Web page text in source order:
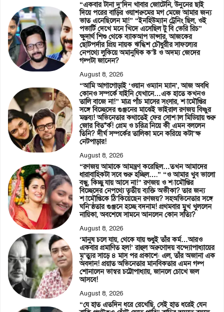
“একবার টানা দু’দিন খাবার জোটেনি, উনুনের ছাই
দিয়ে পরের বাড়ির ওয়াশরুমের মগ মেজে আমার জন্য
ভাত এনেছিলেন মা!” “ইনহিউম্যান ট্রেনিং ছিল, ওই
পভার্টি দেখে মনে খিদে এসেছিল টু বি ভেরি রিচ”
ক্ষুদার্থ শিশু থেকে ব্যাকআপ ডান্সার, আজকের
ছোটপর্দার প্রিয় নায়ক ঋদ্ধিশ চৌধুরীর সাফল্যের
নেপথ্যে লুকিয়ে অমানুষিক ক’ষ্ট ও অদম্য জেদের
গল্পটা জানেন?
August 8, 2026
“আমি আগাগোড়াই ‘ওয়ান ওম্যান ম্যান’, আজ অবধি
কোনও সম্পর্কে যাইনি যেখানে…এক হাতে কখনও
তালি বাজে না!” মাত্র পাঁচ মাসের সংসার, শ্যামৌপ্তির
সঙ্গে বিচ্ছেদের গুঞ্জনের মাঝেই ভাইরাল রণজয় বিষ্ণুর
মন্তব্য! অভিনেতার কথাতেই ফের সোশ্যাল মিডিয়ায় শুরু
জোর বিত*র্ক! প্রেম ও চরিত্র নিয়ে কী এমন বললেন
তিনি? দীর্ঘ সম্পর্কের তালিকা মনে করিয়ে কটা’ক্ষ
নেটপাড়ার!
August 8, 2026
“রণজয় আমাকে আমন্ত্রণ করেছিল…তখন আমাদের
ধারাবাহিকটা সবে শুরু হচ্ছিল….” “ও আমার খুব ভালো
বন্ধু, কিচ্ছু যায় আসে না!” রণজয় ও শ্যামৌপ্তির
বিচ্ছেদের নেপথ্যে তৃতীয় ব্যক্তি অভীকা? তার জন্য
শ্যামৌপ্তিকে ঠি’কিয়েছেন রণজয়? সহঅভিনেতার সঙ্গে
ঘনি’ষ্ঠতার গুঞ্জনে হচ্ছে বদনাম! প্রথমবার মুখ খুললেন
নায়িকা, অবশেষে সামনে আনলেন কোন সত্যি?
August 8, 2026
‘মানুষ চলে যায়, থেকে যায় শুধুই তাঁর কর্ম…আরও
একবার প্রমাণিত হল!’ রাহুল অরুণোদয় বন্দ্যোপাধ্যায়ের
মৃ’ত্যুর সাড়ে ৪ মাস পর প্রকাশ্যে এল, তাঁর অজানা এক
অবদান! প্রয়াত অভিনেতার মানবিকতার এমন গল্প
শোনালেন ভাস্বর চট্টোপাধ্যায়, জানলে চোখে জল
আসবে!
August 8, 2026
“যে হাত এতদিন ধরে রেখেছি, সেই হাত ধরেই যেন